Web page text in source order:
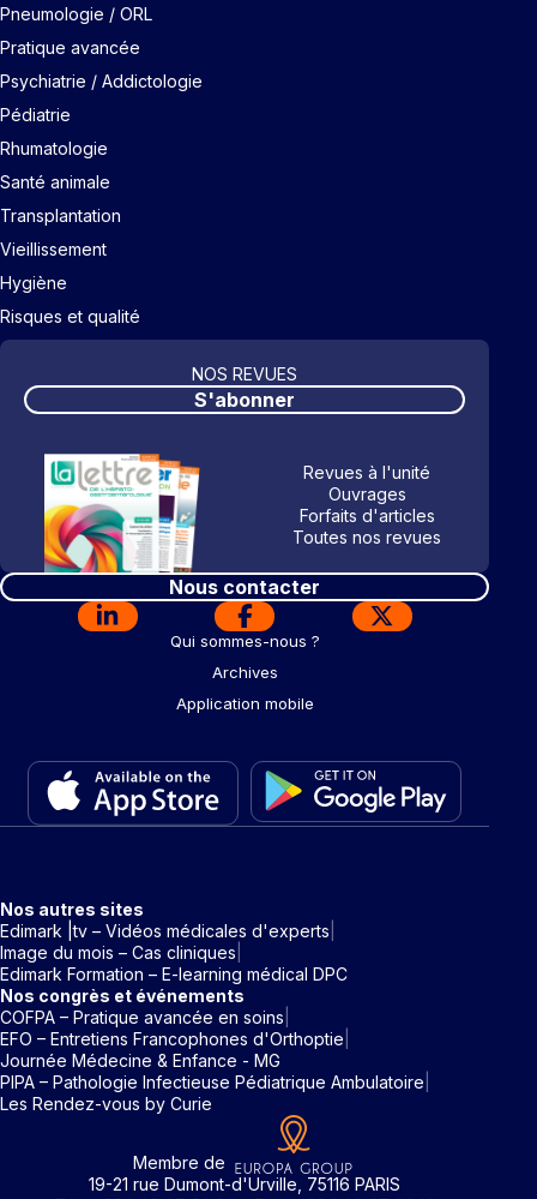
Pneumologie / ORL
Pratique avancée
Psychiatrie / Addictologie
Pédiatrie
Rhumatologie
Santé animale
Transplantation
Vieillissement
Hygiène
Risques et qualité
NOS REVUES
S'abonner
Revues à l'unité
Ouvrages
Forfaits d'articles
Toutes nos revues
Nous contacter
Qui sommes-nous ?
Archives
Application mobile
Nos autres sites
Edimark |tv – Vidéos médicales d'experts
Image du mois – Cas cliniques
Edimark Formation – E-learning médical DPC
Nos congrès et événements
COFPA – Pratique avancée en soins
EFO – Entretiens Francophones d'Orthoptie
Journée Médecine & Enfance - MG
PIPA – Pathologie Infectieuse Pédiatrique Ambulatoire
Les Rendez-vous by Curie
Membre de
19-21 rue Dumont-d'Urville, 75116 PARIS